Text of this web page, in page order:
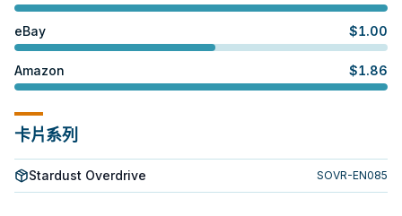
eBay $1.00
Amazon $1.86
卡片系列
Stardust Overdrive SOVR-EN085